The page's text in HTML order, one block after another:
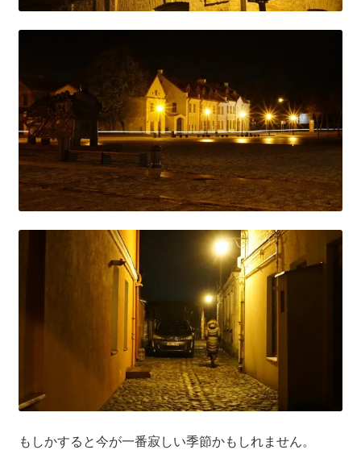
もしかすると今が一番寂しい季節かもしれません。